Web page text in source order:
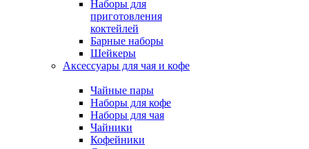
Наборы для
приготовления
коктейлей
Барные наборы
Шейкеры
Аксессуары для чая и кофе
Чайные пары
Наборы для кофе
Наборы для чая
Чайники
Кофейники